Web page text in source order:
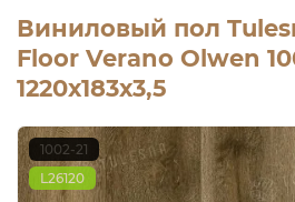
Виниловый пол
Floor Verano Olwen
1220х183х3,5
1002-21
L26120